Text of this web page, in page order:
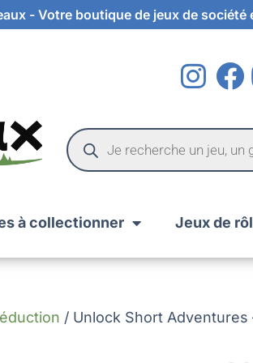
- Votre boutique de jeux de
à collectionner Jeux de
/ Unlock Short Adventures